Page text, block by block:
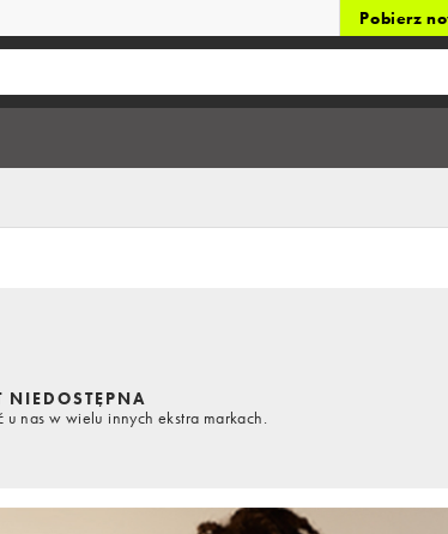
Pobierz
NIEDOSTĘPNA
nas w wielu innych ekstra markach.